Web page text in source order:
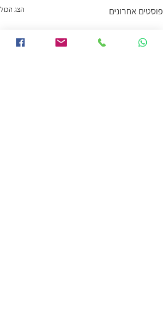
פוסטים אחרונים הצג הכול